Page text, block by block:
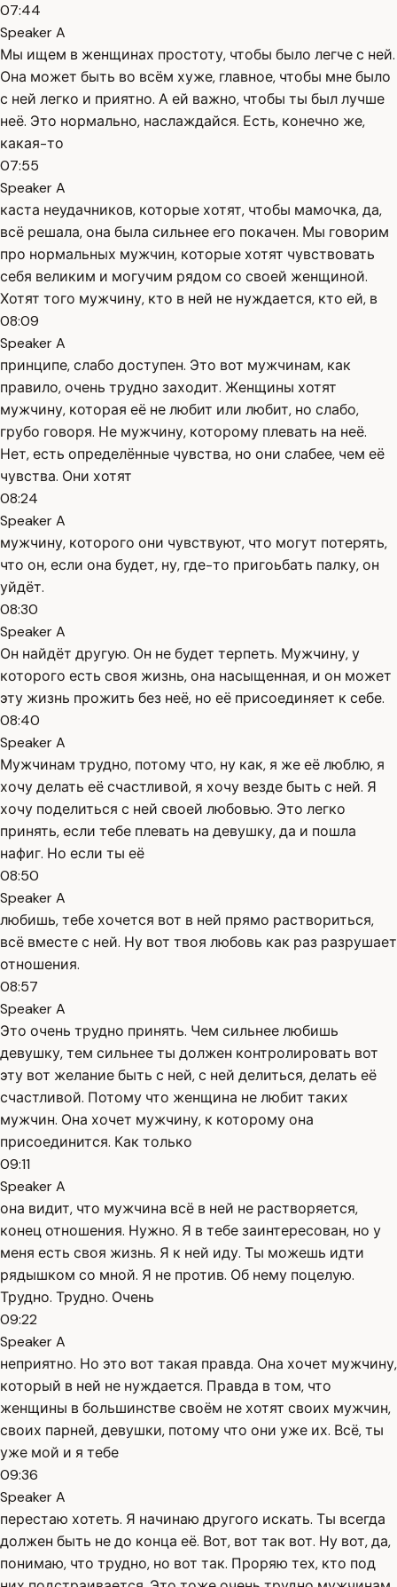
07:44
Speaker A
Мы ищем в женщинах простоту, чтобы было легче с ней.
Она может быть во всём хуже, главное, чтобы мне было
с ней легко и приятно. А ей важно, чтобы ты был лучше
неё. Это нормально, наслаждайся. Есть, конечно же,
какая-то
07:55
Speaker A
каста неудачников, которые хотят, чтобы мамочка, да,
всё решала, она была сильнее его покачен. Мы говорим
про нормальных мужчин, которые хотят чувствовать
себя великим и могучим рядом со своей женщиной.
Хотят того мужчину, кто в ней не нуждается, кто ей, в
08:09
Speaker A
принципе, слабо доступен. Это вот мужчинам, как
правило, очень трудно заходит. Женщины хотят
мужчину, которая её не любит или любит, но слабо,
грубо говоря. Не мужчину, которому плевать на неё.
Нет, есть определённые чувства, но они слабее, чем её
чувства. Они хотят
08:24
Speaker A
мужчину, которого они чувствуют, что могут потерять,
что он, если она будет, ну, где-то пригоьбать палку, он
уйдёт.
08:30
Speaker A
Он найдёт другую. Он не будет терпеть. Мужчину, у
которого есть своя жизнь, она насыщенная, и он может
эту жизнь прожить без неё, но её присоединяет к себе.
08:40
Speaker A
Мужчинам трудно, потому что, ну как, я же её люблю, я
хочу делать её счастливой, я хочу везде быть с ней. Я
хочу поделиться с ней своей любовью. Это легко
принять, если тебе плевать на девушку, да и пошла
нафиг. Но если ты её
08:50
Speaker A
любишь, тебе хочется вот в ней прямо раствориться,
всё вместе с ней. Ну вот твоя любовь как раз разрушает
отношения.
08:57
Speaker A
Это очень трудно принять. Чем сильнее любишь
девушку, тем сильнее ты должен контролировать вот
эту вот желание быть с ней, с ней делиться, делать её
счастливой. Потому что женщина не любит таких
мужчин. Она хочет мужчину, к которому она
присоединится. Как только
09:11
Speaker A
она видит, что мужчина всё в ней не растворяется,
конец отношения. Нужно. Я в тебе заинтересован, но у
меня есть своя жизнь. Я к ней иду. Ты можешь идти
рядышком со мной. Я не против. Об нему поцелую.
Трудно. Трудно. Очень
09:22
Speaker A
неприятно. Но это вот такая правда. Она хочет мужчину,
который в ней не нуждается. Правда в том, что
женщины в большинстве своём не хотят своих мужчин,
своих парней, девушки, потому что они уже их. Всё, ты
уже мой и я тебе
09:36
Speaker A
перестаю хотеть. Я начинаю другого искать. Ты всегда
должен быть не до конца её. Вот, вот так вот. Ну вот, да,
понимаю, что трудно, но вот так. Проряю тех, кто под